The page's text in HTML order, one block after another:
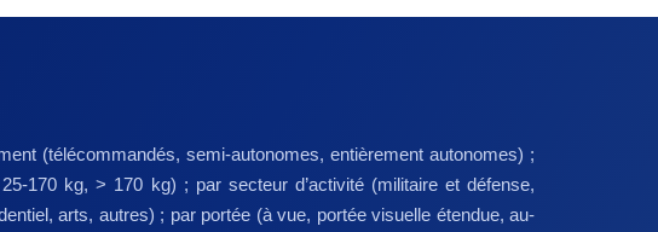
(télécommandés, semi-autonomes, entièrement autonomes) ;
170 kg, > 170 kg) ; par secteur d’activité (militaire et défense,
arts, autres) ; par portée (à vue, portée visuelle étendue, au-